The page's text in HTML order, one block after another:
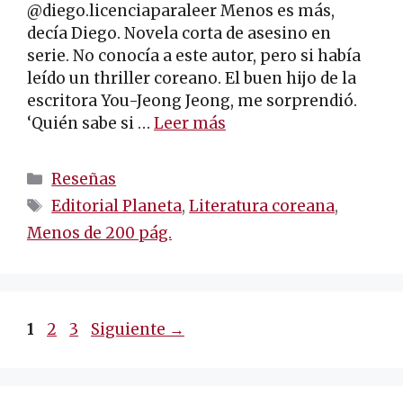
@diego.licenciaparaleer Menos es más,
decía Diego. Novela corta de asesino en
serie. No conocía a este autor, pero si había
leído un thriller coreano. El buen hijo de la
escritora You-Jeong Jeong, me sorprendió.
‘Quién sabe si … Leer más
Categorías
Reseñas
Etiquetas
Editorial Planeta,Literatura coreana,
Menos de 200 pág.
Navegación
Página
1 Página
2 Página
3 Siguiente →